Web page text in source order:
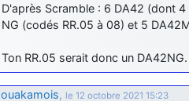
D'après Scramble : 6 DA42 (dont
NG (codés RR.05 à 08) et 5
Ton RR.05 serait donc un DA42NG.
ouakamois, le 12 octobre 2021 15:23